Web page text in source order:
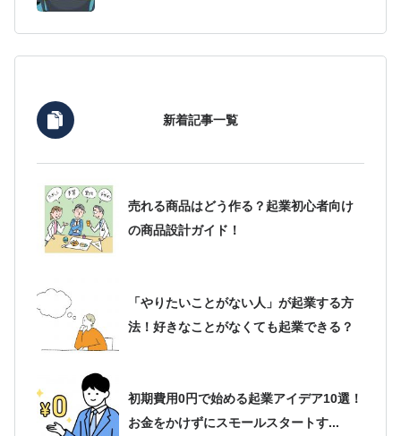
新着記事一覧
売れる商品はどう作る？起業初心者向け
の商品設計ガイド！
「やりたいことがない人」が起業する方
法！好きなことがなくても起業できる？
初期費用0円で始める起業アイデア10選！
お金をかけずにスモールスタートす...